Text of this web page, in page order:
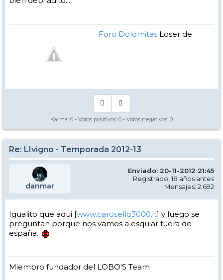
Foro DolomitasLoser de
Karma: 0 - Votos positivos: 0 - Votos negativos: 0
Re: LIvigno - Temporada 2012-13
danmar
Enviado: 20-11-2012 21:45
Registrado: 18 años antes
Mensajes: 2.692
Igualito que aqui [www.carosello3000.it] y luego se
preguntan porque nos vamos a esquiar fuera de
españa.
Miembro fundador del LOBO'S Team